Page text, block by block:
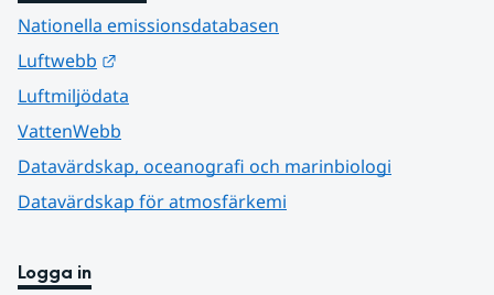
Nationella emissionsdatabasen
Luftwebb
Luftmiljödata
VattenWebb
Datavärdskap, oceanografi och marinbiologi
Datavärdskap för atmosfärkemi
Logga in